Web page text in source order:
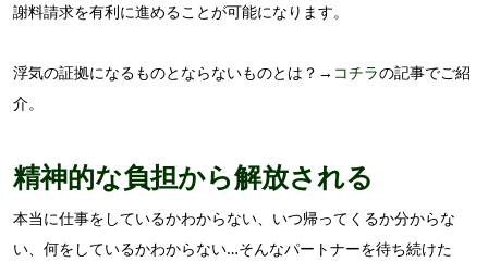
謝料請求を有利に進めることが可能になります。
浮気の証拠になるものとならないものとは？→ コチラの記事でご紹
介。
精神的な負担から解放される
本当に仕事をしているかわからない、いつ帰ってくるか分からな
い、何をしているかわからない…そんなパートナーを待ち続けた